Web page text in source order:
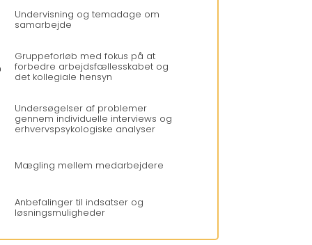
Undervisning og temadage om
samarbejde
Gruppeforløb med fokus på at
forbedre arbejdsfællesskabet og
det kollegiale hensyn
Undersøgelser af problemer
gennem individuelle interviews og
erhvervspsykologiske analyser
Mægling mellem medarbejdere
Anbefalinger til indsatser og
løsningsmuligheder